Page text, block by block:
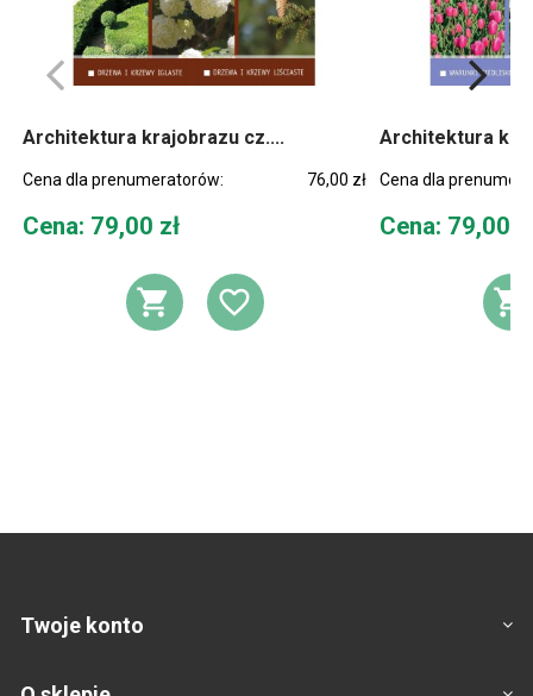
Architektura krajobrazu cz....
Cena dla prenumeratorów: 76,00 zł
Cena
Cena: 79,00 zł
DODAJ DO KOSZYKA
DODAJ DO
Architektura
Cena dla
Cena
Cena: 79,00
Twoje konto